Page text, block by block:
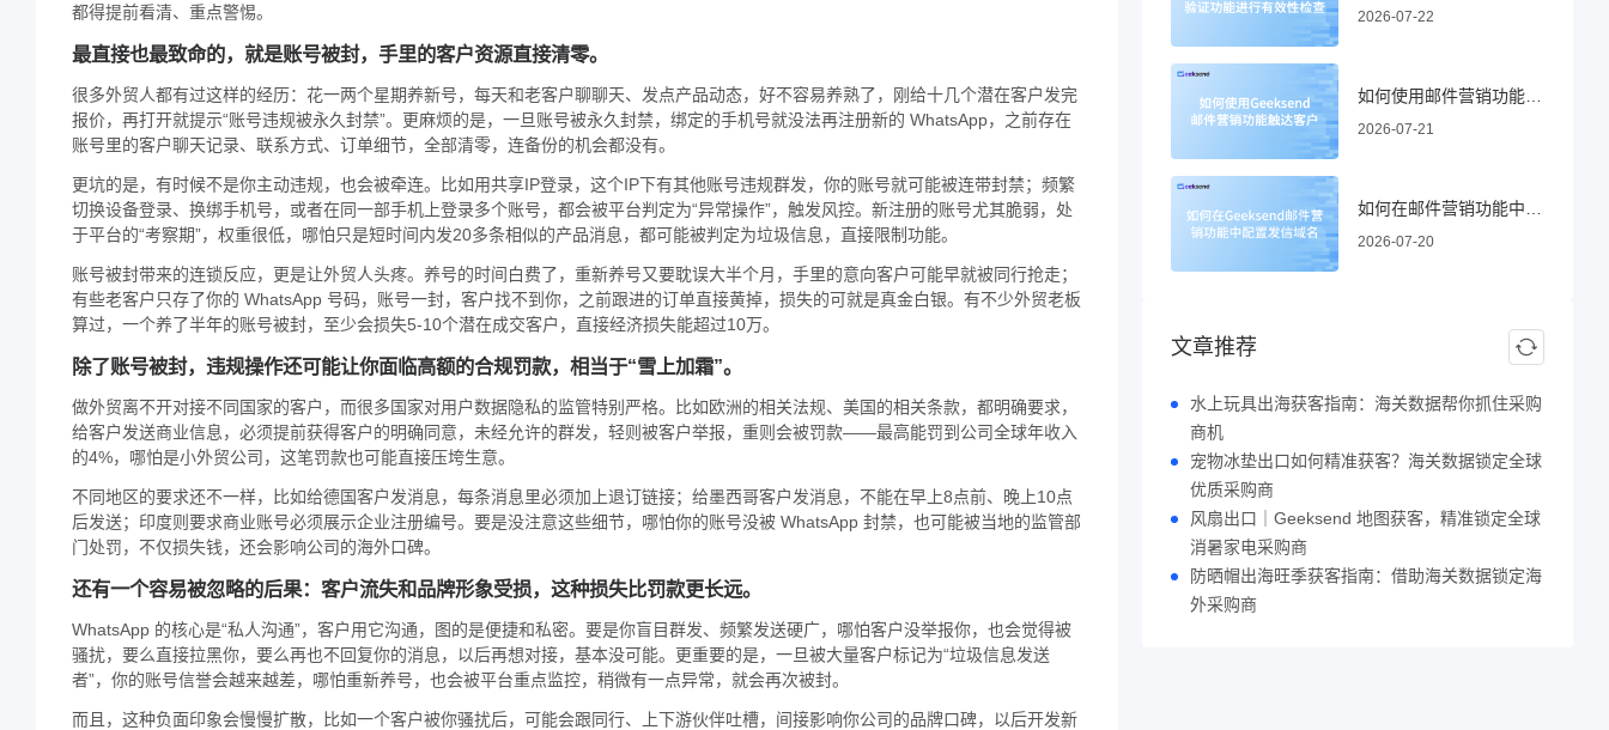
都得提前看清、重点警惕。
最直接也最致命的，就是账号被封，手里的客户资源直接清零。
很多外贸人都有过这样的经历：花一两个星期养新号，每天和老客户聊聊天、发点产品动态，好不容易养熟了，刚给十几个潜在客户发完
报价，再打开就提示“账号违规被永久封禁”。更麻烦的是，一旦账号被永久封禁，绑定的手机号就没法再注册新的 WhatsApp，之前存在
账号里的客户聊天记录、联系方式、订单细节，全部清零，连备份的机会都没有。
更坑的是，有时候不是你主动违规，也会被牵连。比如用共享IP登录，这个IP下有其他账号违规群发，你的账号就可能被连带封禁；频繁
切换设备登录、换绑手机号，或者在同一部手机上登录多个账号，都会被平台判定为“异常操作”，触发风控。新注册的账号尤其脆弱，处
于平台的“考察期”，权重很低，哪怕只是短时间内发20多条相似的产品消息，都可能被判定为垃圾信息，直接限制功能。
账号被封带来的连锁反应，更是让外贸人头疼。养号的时间白费了，重新养号又要耽误大半个月，手里的意向客户可能早就被同行抢走；
有些老客户只存了你的 WhatsApp 号码，账号一封，客户找不到你，之前跟进的订单直接黄掉，损失的可就是真金白银。有不少外贸老板
算过，一个养了半年的账号被封，至少会损失5-10个潜在成交客户，直接经济损失能超过10万。
除了账号被封，违规操作还可能让你面临高额的合规罚款，相当于“雪上加霜”。
做外贸离不开对接不同国家的客户，而很多国家对用户数据隐私的监管特别严格。比如欧洲的相关法规、美国的相关条款，都明确要求，
给客户发送商业信息，必须提前获得客户的明确同意，未经允许的群发，轻则被客户举报，重则会被罚款——最高能罚到公司全球年收入
的4%，哪怕是小外贸公司，这笔罚款也可能直接压垮生意。
不同地区的要求还不一样，比如给德国客户发消息，每条消息里必须加上退订链接；给墨西哥客户发消息，不能在早上8点前、晚上10点
后发送；印度则要求商业账号必须展示企业注册编号。要是没注意这些细节，哪怕你的账号没被 WhatsApp 封禁，也可能被当地的监管部
门处罚，不仅损失钱，还会影响公司的海外口碑。
还有一个容易被忽略的后果：客户流失和品牌形象受损，这种损失比罚款更长远。
WhatsApp 的核心是“私人沟通”，客户用它沟通，图的是便捷和私密。要是你盲目群发、频繁发送硬广，哪怕客户没举报你，也会觉得被
骚扰，要么直接拉黑你，要么再也不回复你的消息，以后再想对接，基本没可能。更重要的是，一旦被大量客户标记为“垃圾信息发送
者”，你的账号信誉会越来越差，哪怕重新养号，也会被平台重点监控，稍微有一点异常，就会再次被封。
而且，这种负面印象会慢慢扩散，比如一个客户被你骚扰后，可能会跟同行、上下游伙伴吐槽，间接影响你公司的品牌口碑，以后开发新
2026-07-22
2026-07-21
2026-07-20
文章推荐
水上玩具出海获客指南：海关数据帮你抓住采购
商机
宠物冰垫出口如何精准获客？海关数据锁定全球
优质采购商
风扇出口｜Geeksend 地图获客，精准锁定全球
消暑家电采购商
防晒帽出海旺季获客指南：借助海关数据锁定海
外采购商